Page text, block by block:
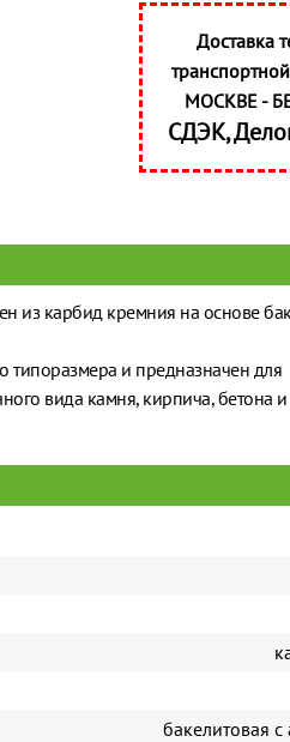
Доставка
МОСКВЕ -
СДЭК,
из карбид кремния на основе
типоразмера и предназначен для
вида камня, кирпича, бетона
бакелитовая